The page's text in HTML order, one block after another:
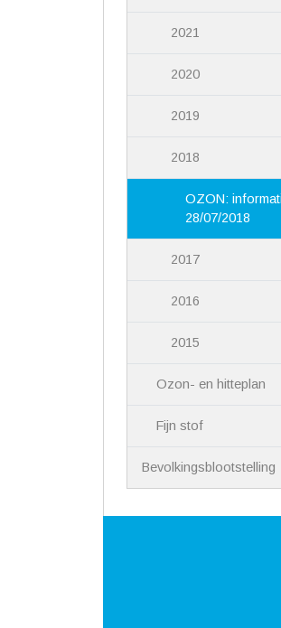
2021
2020
2019
2018
OZON:
28/07/2018
2017
2016
2015
Ozon- en hitteplan
Fijn stof
Bevolkingsblootstelling